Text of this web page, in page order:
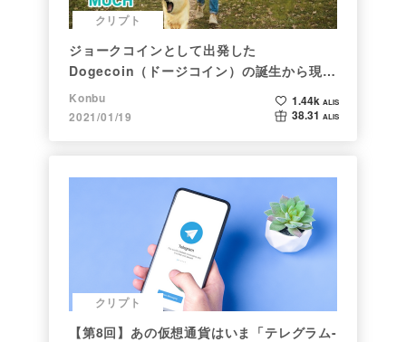
クリプト
ジョークコインとして出発した
Dogecoin（ドージコイン）の誕生から現在
まで。注目される非証券性🐶
Konbu
2021/01/19
1.44k ALIS
38.31 ALIS
クリプト
【第8回】あの仮想通貨はいま「テレグラム-